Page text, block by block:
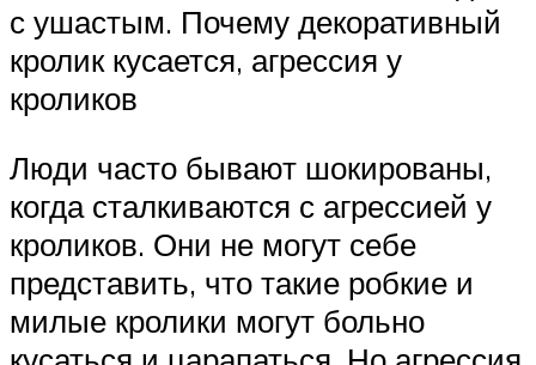
с ушастым. Почему декоративный
кролик кусается, агрессия у
кроликов
Люди часто бывают шокированы,
когда сталкиваются с агрессией у
кроликов. Они не могут себе
представить, что такие робкие и
милые кролики могут больно